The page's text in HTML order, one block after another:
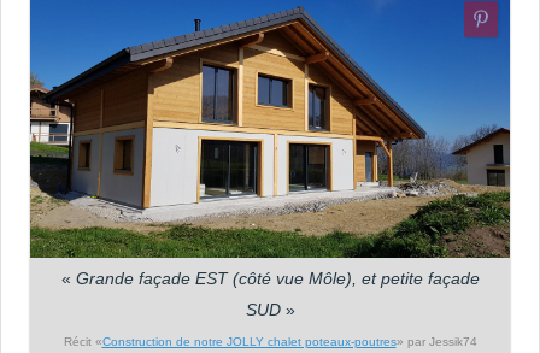
« Grande façade EST (côté vue Môle), et petite façade
SUD»
Récit «Construction de notre JOLLY chalet poteaux-poutres» par Jessik74